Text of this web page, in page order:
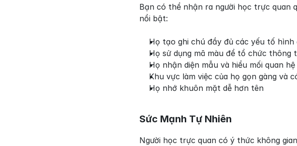
Bạn có thể nhận ra người học trực quan
nổi bật:
Họ tạo ghi chú đầy đủ các yếu tố hình
Họ sử dụng mã màu để tổ chức thông
Họ nhận diện mẫu và hiểu mối quan
Khu vực làm việc của họ gọn gàng và
Họ nhớ khuôn mặt dễ hơn tên
Sức Mạnh Tự Nhiên
Người học trực quan có ý thức không